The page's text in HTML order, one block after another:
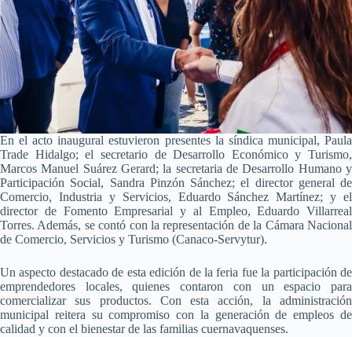
En el acto inaugural estuvieron presentes la síndica municipal, Paula
Trade Hidalgo; el secretario de Desarrollo Económico y Turismo,
Marcos Manuel Suárez Gerard; la secretaria de Desarrollo Humano y
Participación Social, Sandra Pinzón Sánchez; el director general de
Comercio, Industria y Servicios, Eduardo Sánchez Martínez; y el
director de Fomento Empresarial y al Empleo, Eduardo Villarreal
Torres. Además, se contó con la representación de la Cámara Nacional
de Comercio, Servicios y Turismo (Canaco-Servytur).
Un aspecto destacado de esta edición de la feria fue la participación de
emprendedores locales, quienes contaron con un espacio para
comercializar sus productos. Con esta acción, la administración
municipal reitera su compromiso con la generación de empleos de
calidad y con el bienestar de las familias cuernavaquenses.